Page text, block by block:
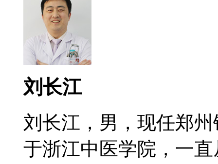
刘长江
刘长江，男，现任郑
于浙江中医学院，一